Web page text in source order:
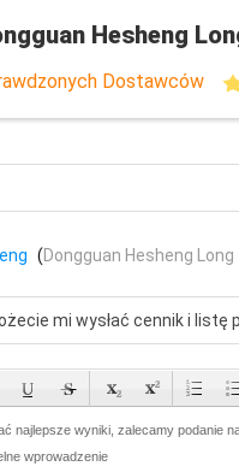
Hesheng
Dostawców
(Dongguan Hesheng Long